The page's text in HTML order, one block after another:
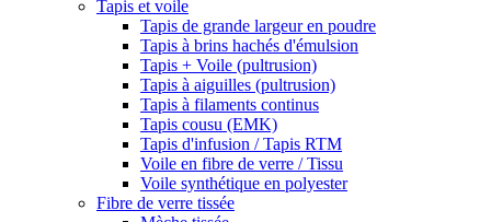
Tapis et voile
Tapis de grande largeur en poudre
Tapis à brins hachés d'émulsion
Tapis + Voile (pultrusion)
Tapis à aiguilles (pultrusion)
Tapis à filaments continus
Tapis cousu (EMK)
Tapis d'infusion / Tapis RTM
Voile en fibre de verre / Tissu
Voile synthétique en polyester
Fibre de verre tissée